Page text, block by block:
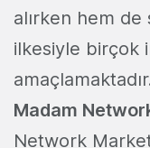
alırken hem de
ilkesiyle birçok
Madam
Network